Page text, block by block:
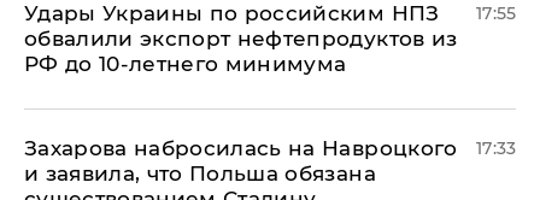
Удары Украины по российским НПЗ
обвалили экспорт нефтепродуктов из
РФ до 10-летнего минимума
17:55
​Захарова набросилась на Навроцкого
и заявила, что Польша обязана
17:33